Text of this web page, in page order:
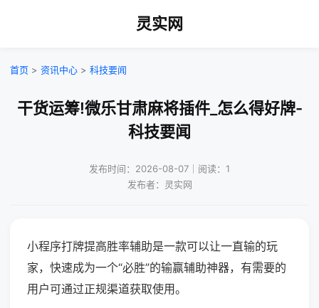
灵实网
首页 > 资讯中心 > 科技要闻
干货运筹!微乐甘肃麻将插件_怎么得好牌-
科技要闻
发布时间：2026-08-07｜阅读：1
发布者：灵实网
小程序打牌提高胜率辅助是一款可以让一直输的玩
家，快速成为一个“必胜”的输赢辅助神器，有需要的
用户可通过正规渠道获取使用。